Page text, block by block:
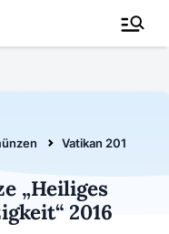
Vatikan 2016
„Heiliges
2016